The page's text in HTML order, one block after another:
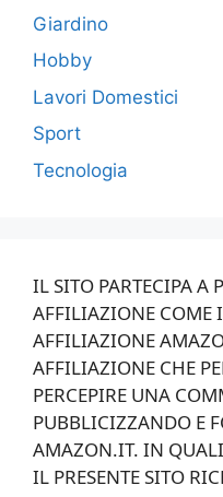
Giardino
Hobby
Lavori Domestici
Sport
Tecnologia
IL SITO PARTECIPA A
AFFILIAZIONE COME
AFFILIAZIONE
AFFILIAZIONE CHE
PERCEPIRE UNA
PUBBLICIZZANDO E
AMAZON.IT. IN
IL PRESENTE SITO